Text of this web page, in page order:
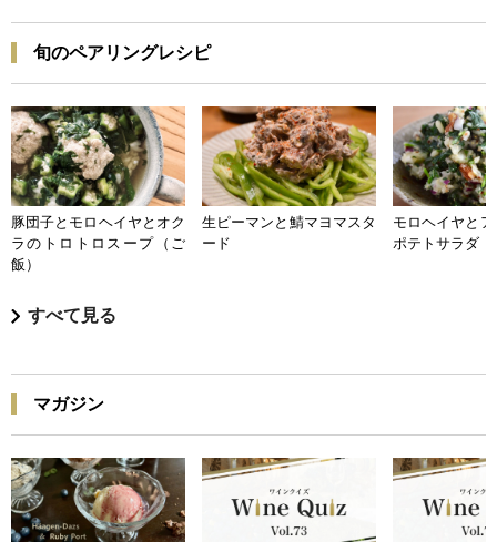
旬のペアリングレシピ
豚団子とモロヘイヤとオク
ラのトロトロスープ（ご
飯）
生ピーマンと鯖マヨマスタ
ード
モロヘイヤと
ポテトサラダ
すべて見る
マガジン